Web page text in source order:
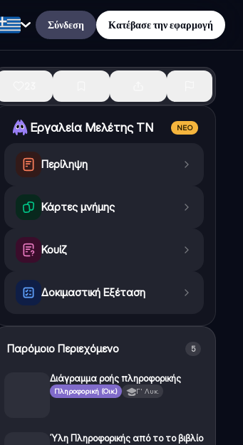
Σύνδεση Κατέβασε την εφαρμογή
Εργαλεία Μελέτης ΤΝ ΝΈΟ
Περίληψη
Κάρτες μνήμης
Κουίζ
Δοκιμαστική Εξέταση
Παρόμοιο Περιεχόμενο 5
Διάγραμμα ροής πληροφορικής
Πληροφορική (Οικ.) Γ' Λυκ.
Ύλη Πληροφορικής από το το βιβλίο